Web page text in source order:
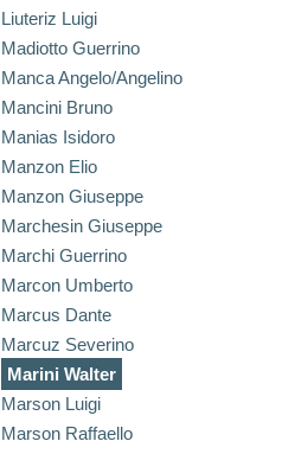
Liuteriz Luigi
Madiotto Guerrino
Manca Angelo/Angelino
Mancini Bruno
Manias Isidoro
Manzon Elio
Manzon Giuseppe
Marchesin Giuseppe
Marchi Guerrino
Marcon Umberto
Marcus Dante
Marcuz Severino
Marini Walter
Marson Luigi
Marson Raffaello